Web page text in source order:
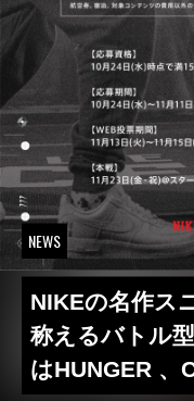
NEWS
NIKEの名作ス
称えるバトル
はHUNGER 、